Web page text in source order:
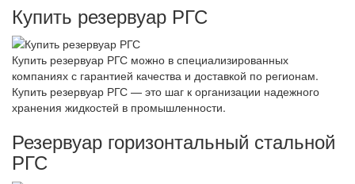
Купить резервуар РГС
Купить резервуар РГС можно в специализированных
компаниях с гарантией качества и доставкой по регионам.
Купить резервуар РГС — это шаг к организации надежного
хранения жидкостей в промышленности.
Резервуар горизонтальный стальной
РГС